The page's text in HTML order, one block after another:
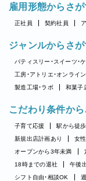
雇用形態からさが
正社員 契約社員
ジャンルからさが
パティスリー・スイーツ・
工房・アトリエ・オンライ
製造工場・ラボ
和菓子
こだわり条件か
子育て応援 駅から徒
新規出店計画あり
女
オープンから3年未満
18時までの退社
午後
シフト自由・相談OK